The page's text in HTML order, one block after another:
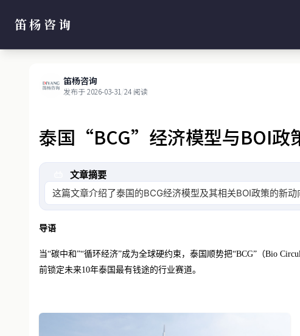
笛杨咨询
笛杨咨询
发布于 2026-03-31/24 阅读
泰国“BCG”经济模型与BOI政
文章摘要
这篇文章介绍了泰国的BCG经济模型及其相关BOI政策的新
导语
当“碳中和”“循环经济”成为全球硬约束，泰国顺势把“BCG”（Bio
前锁定未来10年泰国最有钱途的行业赛道。